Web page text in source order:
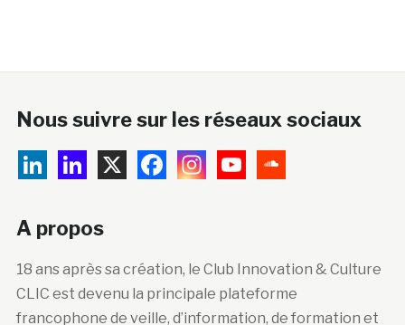
Nous suivre sur les réseaux sociaux
A propos
18 ans après sa création, le Club Innovation & Culture
CLIC est devenu la principale plateforme
francophone de veille, d’information, de formation et